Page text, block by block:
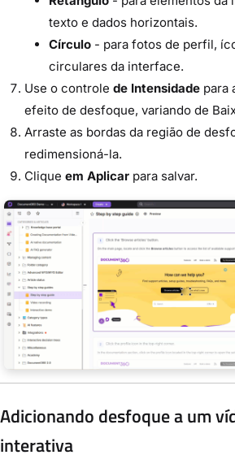
texto e dados horizontais.
Círculo - para fotos de perfil,
circulares da interface.
Use o controle de Intensidade para
efeito de desfoque, variando de
Arraste as bordas da região de
redimensioná-la.
Clique em Aplicar para salvar.
Adicionando desfoque a um
interativa